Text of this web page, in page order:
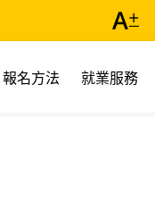
報名方法 就業服務